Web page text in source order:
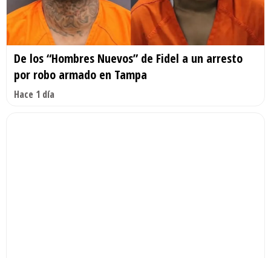
De los “Hombres Nuevos” de Fidel a un arresto
por robo armado en Tampa
Hace 1 día